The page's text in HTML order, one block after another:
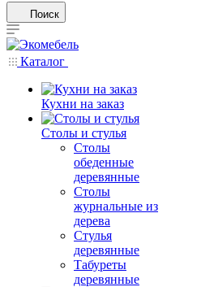
Поиск
Каталог
Кухни на заказ
Столы и стулья
Столы
обеденные
деревянные
Столы
журнальные из
дерева
Стулья
деревянные
Табуреты
деревянные